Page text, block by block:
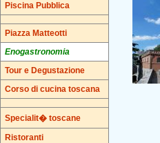
Piscina Pubblica
Piazza Matteotti
Enogastronomia
Tour e Degustazione
Corso di cucina toscana
Specialit� toscane
Ristoranti